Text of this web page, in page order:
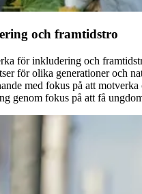
och framtidstro
för inkludering och
för olika generationer och
med fokus på att motverka
genom fokus på att få